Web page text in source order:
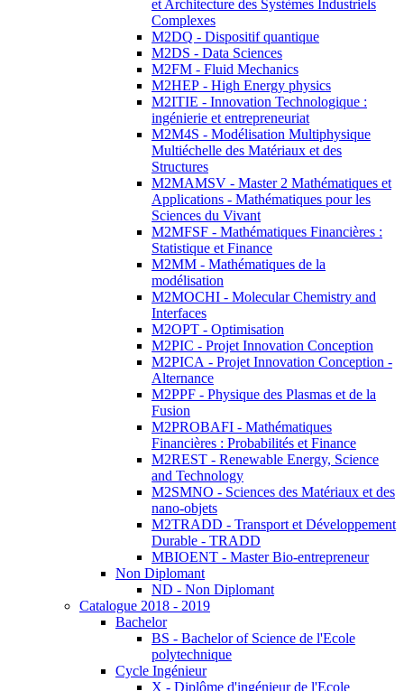
et Architecture des Systèmes Industriels
Complexes
M2DQ - Dispositif quantique
M2DS - Data Sciences
M2FM - Fluid Mechanics
M2HEP - High Energy physics
M2ITIE - Innovation Technologique :
ingénierie et entrepreneuriat
M2M4S - Modélisation Multiphysique
Multiéchelle des Matériaux et des
Structures
M2MAMSV - Master 2 Mathématiques et
Applications - Mathématiques pour les
Sciences du Vivant
M2MFSF - Mathématiques Financières :
Statistique et Finance
M2MM - Mathématiques de la
modélisation
M2MOCHI - Molecular Chemistry and
Interfaces
M2OPT - Optimisation
M2PIC - Projet Innovation Conception
M2PICA - Projet Innovation Conception -
Alternance
M2PPF - Physique des Plasmas et de la
Fusion
M2PROBAFI - Mathématiques
Financières : Probabilités et Finance
M2REST - Renewable Energy, Science
and Technology
M2SMNO - Sciences des Matériaux et des
nano-objets
M2TRADD - Transport et Développement
Durable - TRADD
MBIOENT - Master Bio-entrepreneur
Non Diplomant
ND - Non Diplomant
Catalogue 2018 - 2019
Bachelor
BS - Bachelor of Science de l'Ecole
polytechnique
Cycle Ingénieur
X - Diplôme d'ingénieur de l'Ecole